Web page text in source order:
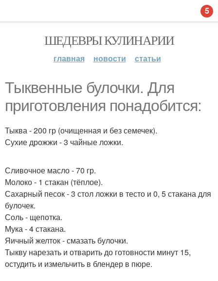
ШЕДЕВРЫ КУЛИНАРИИ
главная новости статьи
Тыквенные булочки. Для
приготовления понадобится:
Тыква - 200 гр (очищенная и без семечек).
Сухие дрожжи - 3 чайные ложки.
Сливочное масло - 70 гр.
Молоко - 1 стакан (тёплое).
Сахарный песок - 3 стол ложки в тесто и 0, 5 стакана для
булочек.
Соль - щепотка.
Мука - 4 стакана.
Яичный желток - смазать булочки.
Тыкву нарезать и отварить до готовности минут 15,
остудить и измельчить в блендер в пюре.
5